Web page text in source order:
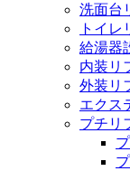
洗面台
トイレ
給湯器
内装リ
外装リ
エクス
プチリ